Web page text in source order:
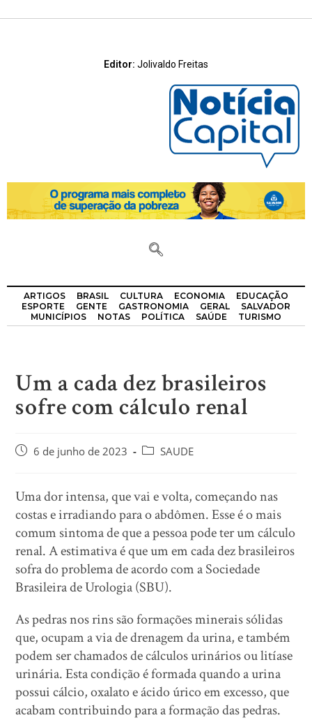
Editor: Jolivaldo Freitas
ARTIGOS BRASIL CULTURA ECONOMIA
EDUCAÇÃO
ESPORTE
GENTE GASTRONOMIA GERAL
SALVADOR
MUNICÍPIOS
NOTAS POLÍTICA SAÚDE TURISMO
Um a cada dez brasileiros
sofre com cálculo renal
6 de junho de 2023 SAUDE
Uma dor intensa, que vai e volta, começando nas
costas e irradiando para o abdômen. Esse é o mais
comum sintoma de que a pessoa pode ter um cálculo
renal. A estimativa é que um em cada dez brasileiros
sofra do problema de acordo com a Sociedade
Brasileira de Urologia (SBU).
As pedras nos rins são formações minerais sólidas
que, ocupam a via de drenagem da urina, e também
podem ser chamados de cálculos urinários ou litíase
urinária. Esta condição é formada quando a urina
possui cálcio, oxalato e ácido úrico em excesso, que
acabam contribuindo para a formação das pedras.